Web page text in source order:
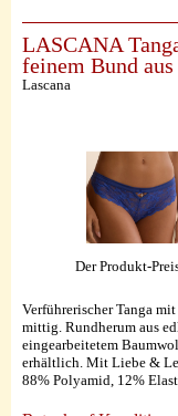
LASCANA
feinem Bund
Lascana
Verführerischer Tanga
mittig. Rundherum aus
eingearbeitetem
erhältlich. Mit Liebe &
88% Polyamid, 12%
Der Produkt-